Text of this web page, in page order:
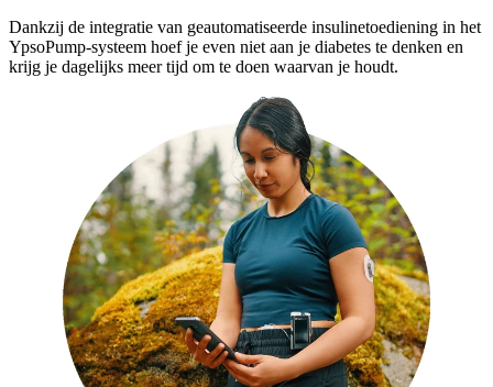
Dankzij de integratie van geautomatiseerde insulinetoediening in het
YpsoPump-systeem hoef je even niet aan je diabetes te denken en
krijg je dagelijks meer tijd om te doen waarvan je houdt.